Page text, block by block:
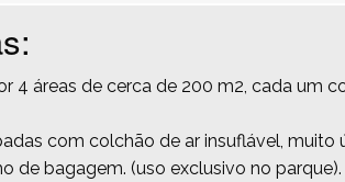
4 áreas de cerca de 200 m2, cada um
com colchão de ar insuflável, muito
de bagagem. (uso exclusivo no parque).